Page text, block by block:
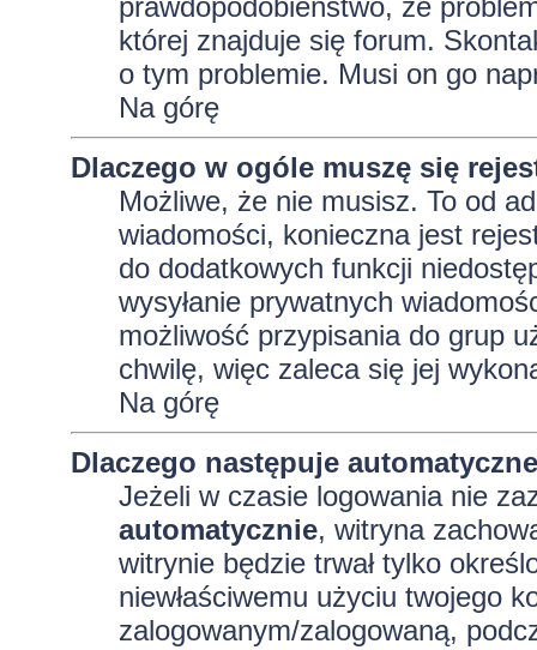
której znajduje się forum.
o tym problemie. Musi on go
Na górę
Dlaczego w ogóle muszę się
Możliwe, że nie musisz. To od
wiadomości, konieczna jest
do dodatkowych funkcji
wysyłanie prywatnych
możliwość przypisania do grup
chwilę, więc zaleca się jej
Na górę
Dlaczego następuje
Jeżeli w czasie logowania nie
automatycznie, witryna
witrynie będzie trwał tylko
niewłaściwemu użyciu twojego
zalogowanym/zalogowaną,